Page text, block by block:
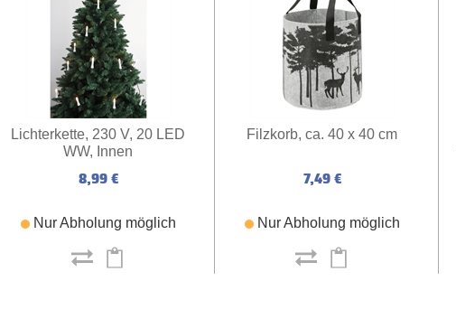
Lichterkette, 230 V, 20 LED
WW, Innen
8,99 €
Nur Abholung möglich
Filzkorb, ca. 40 x 40 cm
7,49 €
Nur Abholung möglich